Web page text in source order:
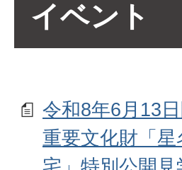
イベント
令和8年6月13
重要文化財「星